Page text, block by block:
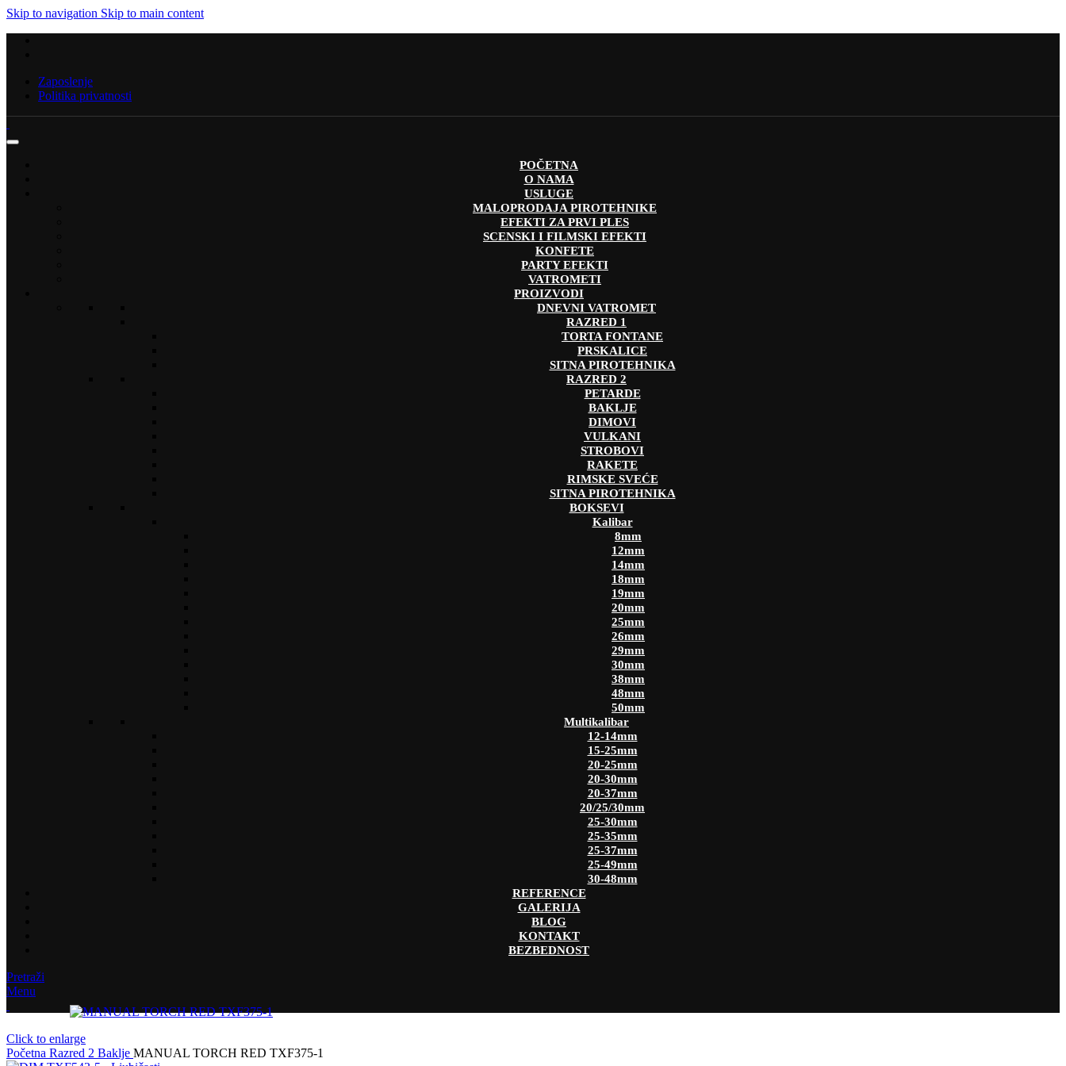
Skip to navigation Skip to main content
Zaposlenje
Politika privatnosti
POČETNA
O NAMA
USLUGE
MALOPRODAJA PIROTEHNIKE
EFEKTI ZA PRVI PLES
SCENSKI I FILMSKI EFEKTI
KONFETE
PARTY EFEKTI
VATROMETI
PROIZVODI
DNEVNI VATROMET
RAZRED 1
TORTA FONTANE
PRSKALICE
SITNA PIROTEHNIKA
RAZRED 2
PETARDE
BAKLJE
DIMOVI
VULKANI
STROBOVI
RAKETE
RIMSKE SVEĆE
SITNA PIROTEHNIKA
BOKSEVI
Kalibar
8mm
12mm
14mm
18mm
19mm
20mm
25mm
26mm
29mm
30mm
38mm
48mm
50mm
Multikalibar
12-14mm
15-25mm
20-25mm
20-30mm
20-37mm
20/25/30mm
25-30mm
25-35mm
25-37mm
25-49mm
30-48mm
REFERENCE
GALERIJA
BLOG
KONTAKT
BEZBEDNOST
Pretraži
Menu
Click to enlarge
Početna Razred 2 Baklje MANUAL TORCH RED TXF375-1